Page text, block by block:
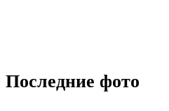
Последние фото